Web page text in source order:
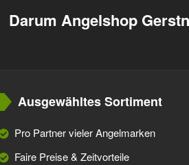
Darum Angelshop
Ausgewähltes Sortiment
Pro Partner vieler Angelmarken
Faire Preise & Zeitvorteile